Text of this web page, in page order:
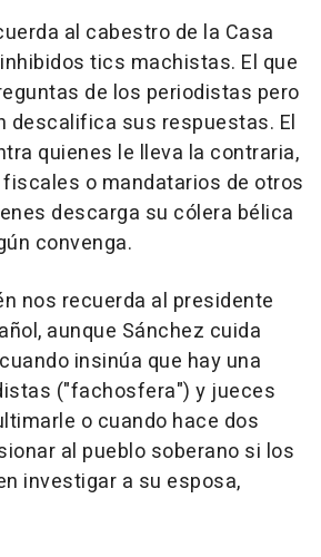
al cabestro de la Casa
tics machistas. El que
de los periodistas pero
descalifica sus respuestas. El
quienes le lleva la contraria,
o mandatarios de otros
descarga su cólera bélica
convenga.
nos recuerda al presidente
aunque Sánchez cuida
insinúa que hay una
("fachosfera") y jueces
o cuando hace dos
al pueblo soberano si los
investigar a su esposa,